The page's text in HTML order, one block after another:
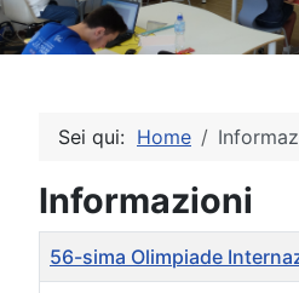
Sei qui: Home
Informazioni
Titolo
56-sima Olimpiade